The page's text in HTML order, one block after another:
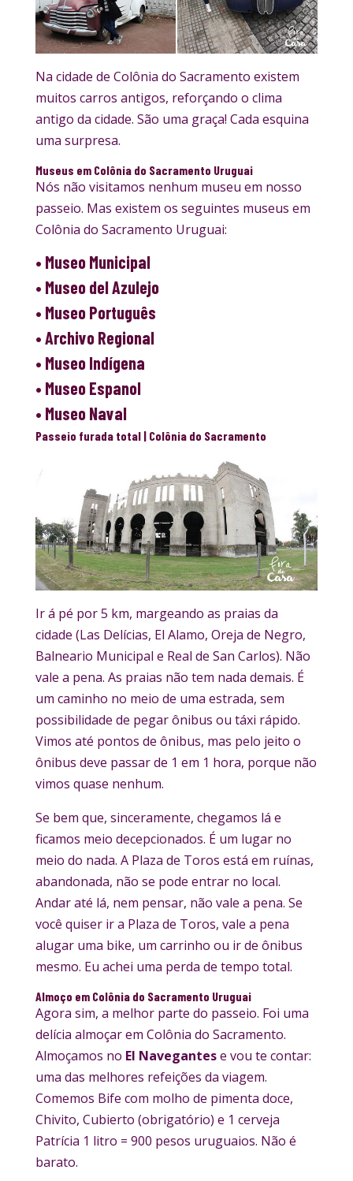
Na cidade de Colônia do Sacramento existem
muitos carros antigos, reforçando o clima
antigo da cidade. São uma graça! Cada esquina
uma surpresa.
Museus em Colônia do Sacramento Uruguai
Nós não visitamos nenhum museu em nosso
passeio. Mas existem os seguintes museus em
Colônia do Sacramento Uruguai:
• Museo Municipal
• Museo del Azulejo
• Museo Português
• Archivo Regional
• Museo Indígena
• Museo Espanol
• Museo Naval
Passeio furada total | Colônia do Sacramento
Ir á pé por 5 km, margeando as praias da
cidade (Las Delícias, El Alamo, Oreja de Negro,
Balneario Municipal e Real de San Carlos). Não
vale a pena. As praias não tem nada demais. É
um caminho no meio de uma estrada, sem
possibilidade de pegar ônibus ou táxi rápido.
Vimos até pontos de ônibus, mas pelo jeito o
ônibus deve passar de 1 em 1 hora, porque não
vimos quase nenhum.
Se bem que, sinceramente, chegamos lá e
ficamos meio decepcionados. É um lugar no
meio do nada. A Plaza de Toros está em ruínas,
abandonada, não se pode entrar no local.
Andar até lá, nem pensar, não vale a pena. Se
você quiser ir a Plaza de Toros, vale a pena
alugar uma bike, um carrinho ou ir de ônibus
mesmo. Eu achei uma perda de tempo total.
Almoço em Colônia do Sacramento Uruguai
Agora sim, a melhor parte do passeio. Foi uma
delícia almoçar em Colônia do Sacramento.
Almoçamos no El Navegantese vou te contar:
uma das melhores refeições da viagem.
Comemos Bife com molho de pimenta doce,
Chivito, Cubierto (obrigatório) e 1 cerveja
Patrícia 1 litro = 900 pesos uruguaios. Não é
barato.